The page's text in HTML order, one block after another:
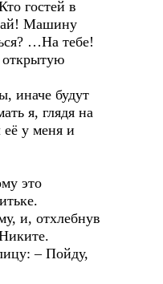
гостей в
Машину
…На тебе!
будут
я, глядя на
её у меня и
это
и, отхлебнув
– Пойду,